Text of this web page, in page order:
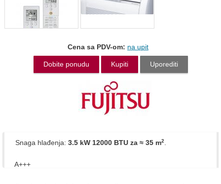
Cena sa PDV-om: na upit
Dobite ponudu Kupiti Uporediti
Snaga hlađenja: 3.5 kW 12000 BTU za ≈ 35 m2.
A+++